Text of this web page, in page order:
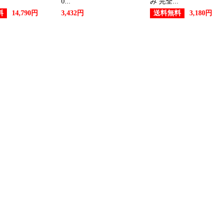
ペット・ペットグッズランキン
14,790円
3,432円
送料無料
3,180円